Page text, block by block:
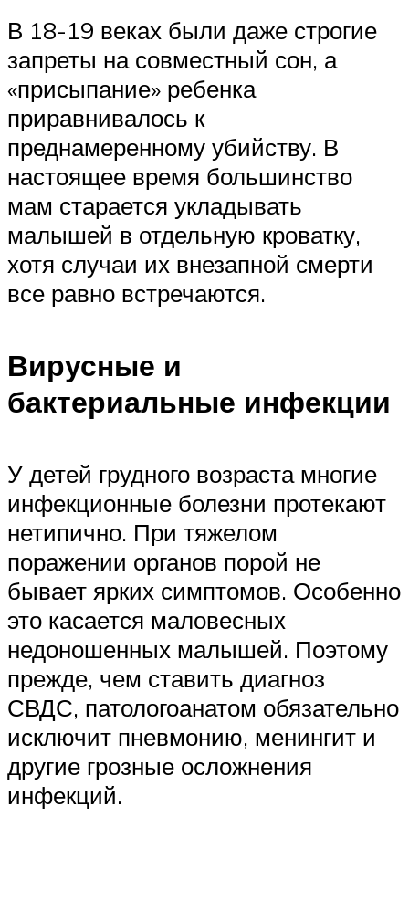
В 18-19 веках были даже строгие
запреты на совместный сон, а
«присыпание» ребенка
приравнивалось к
преднамеренному убийству. В
настоящее время большинство
мам старается укладывать
малышей в отдельную кроватку,
хотя случаи их внезапной смерти
все равно встречаются.
Вирусные и
бактериальные инфекции
У детей грудного возраста многие
инфекционные болезни протекают
нетипично. При тяжелом
поражении органов порой не
бывает ярких симптомов. Особенно
это касается маловесных
недоношенных малышей. Поэтому
прежде, чем ставить диагноз
СВДС, патологоанатом обязательно
исключит пневмонию, менингит и
другие грозные осложнения
инфекций.